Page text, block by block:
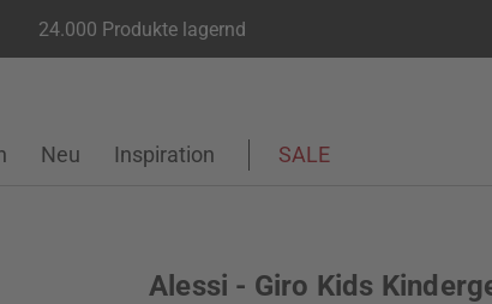
24.000 Produkte lagernd
Neu Inspiration SALE
Alessi - Giro Kids